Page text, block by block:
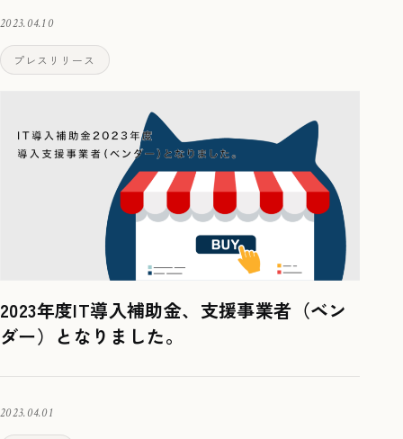
2023.04.10
プレスリリース
2023年度IT導入補助金、支援事業者（ベン
ダー）となりました。
2023.04.01